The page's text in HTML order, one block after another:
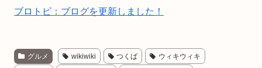
ブロトピ：ブログを更新しました！
グルメ wikiwiki つくば ウィキウィキ